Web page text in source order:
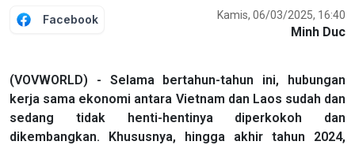
Facebook Kamis, 06/03/2025, 16:40
Minh Duc
(VOVWORLD) - Selama bertahun-tahun ini, hubungan
kerja sama ekonomi antara Vietnam dan Laos sudah dan
sedang tidak henti-hentinya diperkokoh dan
dikembangkan. Khususnya, hingga akhir tahun 2024,